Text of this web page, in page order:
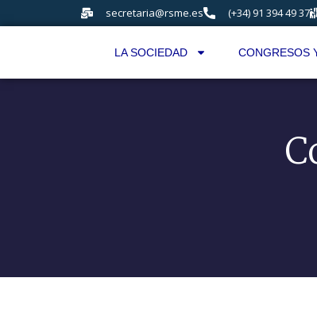
secretaria@rsme.es (+34) 91 394 49 37
LA SOCIEDAD CONGRESOS